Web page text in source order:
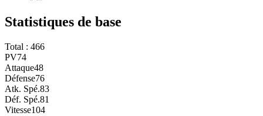
Statistiques de base
Total : 466
PV74
Attaque48
Défense76
Atk. Spé.83
Déf. Spé.81
Vitesse104